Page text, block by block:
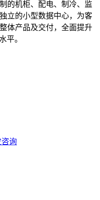
的机柜、配电、制冷、监
立的小型数据中心，为客
体产品及交付，全面提升
平。
询